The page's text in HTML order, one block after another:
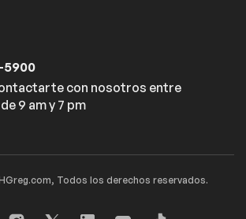
con nosotros entre
9 am y 7 pm
Todos los derechos reservados.